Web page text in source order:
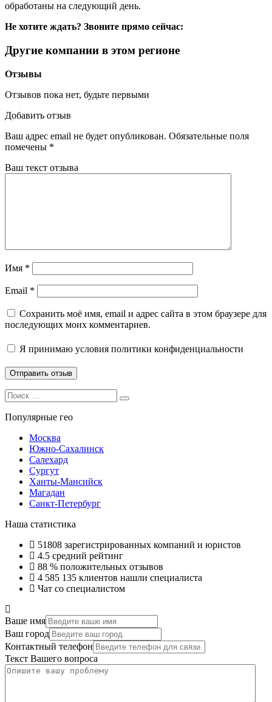
обработаны на следующий день.
Не хотите ждать? Звоните прямо сейчас:
Другие компании в этом регионе
Отзывы
Отзывов пока нет, будьте первыми
Добавить отзыв
Ваш адрес email не будет опубликован. Обязательные поля
помечены *
Ваш текст отзыва
Имя *
Email *
Сохранить моё имя, email и адрес сайта в этом браузере для
последующих моих комментариев.
Я принимаю условия политики конфиденциальности
Search
for:
Search
Популярные гео
Москва
Южно-Сахалинск
Салехард
Сургут
Ханты-Мансийск
Магадан
Санкт-Петербург
Наша статистика
51808 зарегистрированных компаний и юристов
4.5 средний рейтинг
88 % положительных отзывов
4 585 135 клиентов нашли специалиста
Чат со специалистом
Ваше имя
Ваш город
Контактный телефон
Текст Вашего вопроса